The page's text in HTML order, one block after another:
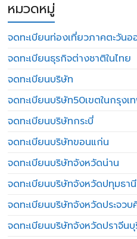
หมวดหมู่
จดทะเบียนท่องเที่ยวภาคตะวันอ
จดทะเบียนธุรกิจต่างชาติในไทย
จดทะเบียนบริษัท
จดทะเบียนบริษัท50เขตในกรุงเ
จดทะเบียนบริษัทกระบี่
จดทะเบียนบริษัทขอนแก่น
จดทะเบียนบริษัทจังหวัดน่าน
จดทะเบียนบริษัทจังหวัดปทุมธานี
จดทะเบียนบริษัทจังหวัดประจวบ
จดทะเบียนบริษัทจังหวัดปราจีนบุ